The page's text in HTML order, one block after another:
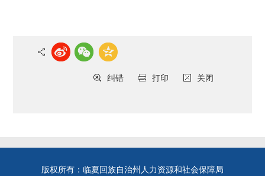
关闭
打印
纠错
版权所有：临夏回族自治州人力资源和社会保障局